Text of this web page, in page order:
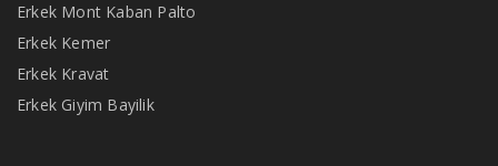
Erkek Mont Kaban Palto
Erkek Kemer
Erkek Kravat
Erkek Giyim Bayilik